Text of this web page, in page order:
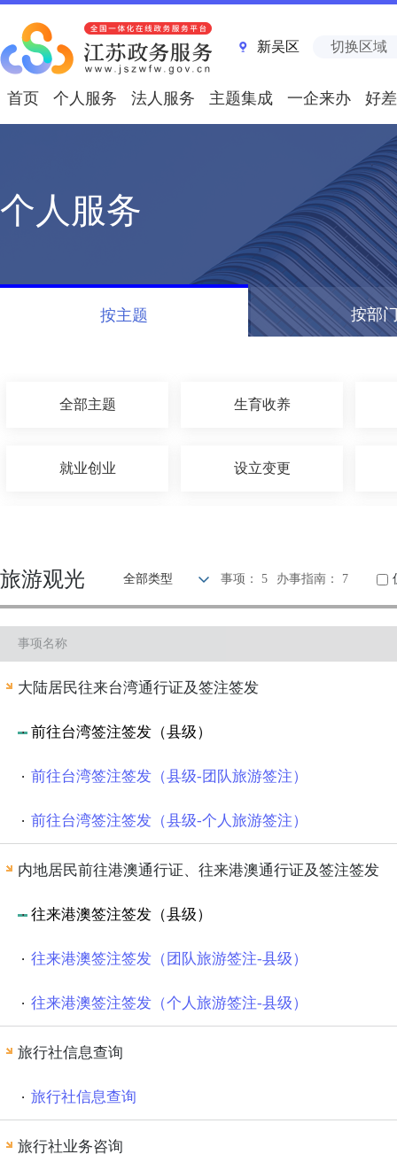
新吴区 切换区域
首页 个人服务 法人服务 主题集成 一企来办 好
个人服务
按主题 按部
全部主题 生育收养
就业创业 设立变更
知识产权 环保绿化
其他
旅游观光 全部类型 事项： 5 办事指南： 7
事项名称
大陆居民往来台湾通行证及签注签发
前往台湾签注签发（县级）
前往台湾签注签发（县级-团队旅游签注）
前往台湾签注签发（县级-个人旅游签注）
内地居民前往港澳通行证、往来港澳通行证及签注签发
往来港澳签注签发（县级）
往来港澳签注签发（团队旅游签注-县级）
往来港澳签注签发（个人旅游签注-县级）
旅行社信息查询
旅行社信息查询
旅行社业务咨询